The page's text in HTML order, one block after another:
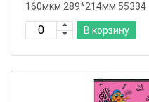
160мкм 289*214мм 55334
В корзину